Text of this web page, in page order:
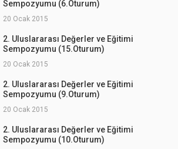
Sempozyumu (6.Oturum)
20 Ocak 2015
2. Uluslararası Değerler ve Eğitimi
Sempozyumu (15.Oturum)
20 Ocak 2015
2. Uluslararası Değerler ve Eğitimi
Sempozyumu (9.Oturum)
20 Ocak 2015
2. Uluslararası Değerler ve Eğitimi
Sempozyumu (10.Oturum)